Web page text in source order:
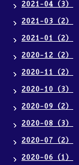
2021-04（3）
2021-03（2）
2021-01（2）
2020-12（2）
2020-11（2）
2020-10（3）
2020-09（2）
2020-08（3）
2020-07（2）
2020-06（1）